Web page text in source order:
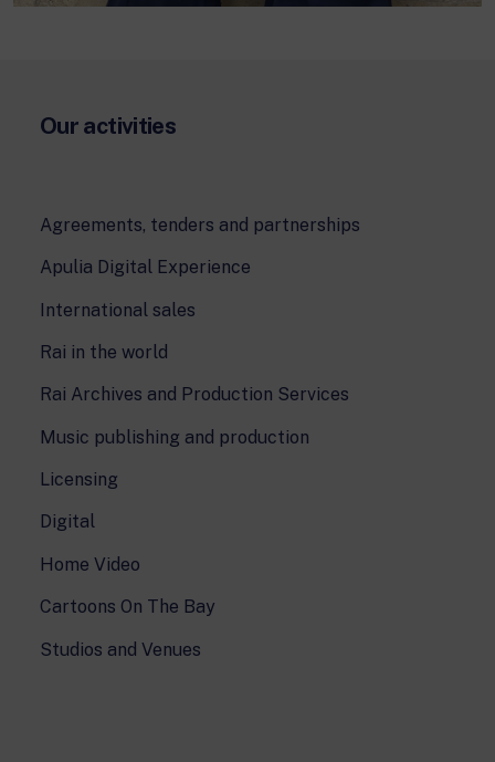
Our activities
Agreements, tenders and partnerships
Apulia Digital Experience
International sales
Rai in the world
Rai Archives and Production Services
Music publishing and production
Licensing
Digital
Home Video
Cartoons On The Bay
Studios and Venues